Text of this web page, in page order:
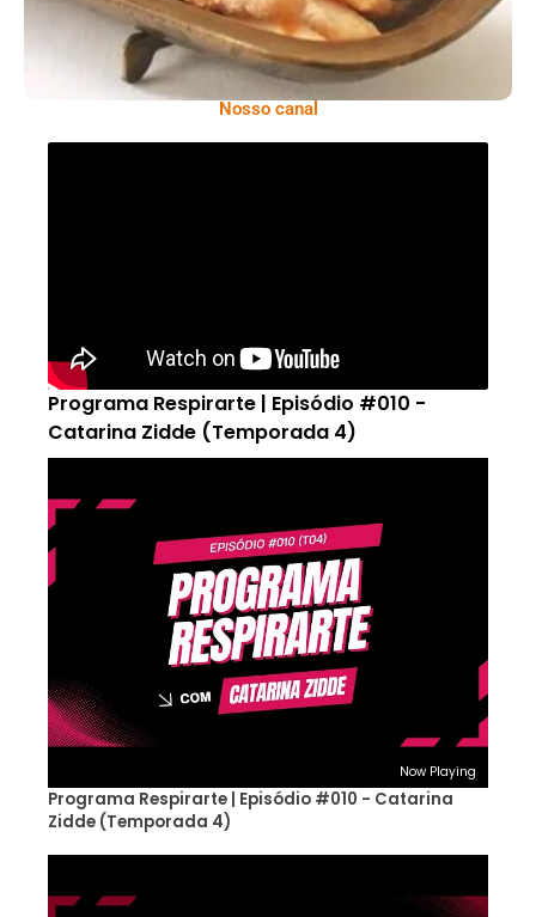
Nosso canal
Programa Respirarte | Episódio #010 -
Catarina Zidde (Temporada 4)
Now Playing
Programa Respirarte | Episódio #010 - Catarina
Zidde (Temporada 4)